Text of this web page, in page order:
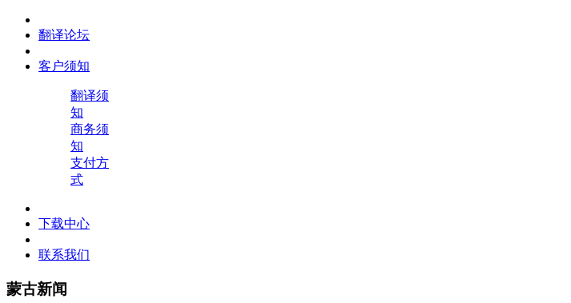
翻译论坛
客户须知
翻译须
知
商务须
知
支付方
式
下载中心
联系我们
蒙古新闻